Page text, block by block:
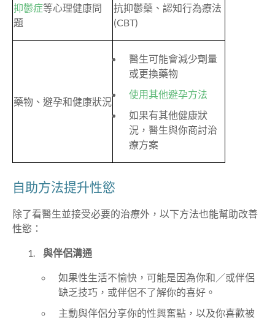
抑鬱症等心理健康問
題
抗抑鬱藥、認知行為療法
(CBT)
藥物、避孕和健康狀況
醫生可能會減少劑量
或更換藥物
使用其他避孕方法
如果有其他健康狀
況，醫生與你商討治
療方案
自助方法提升性慾
除了看醫生並接受必要的治療外，以下方法也能幫助改善
性慾：
與伴侶溝通
如果性生活不愉快，可能是因為你和／或伴侶
缺乏技巧，或伴侶不了解你的喜好。
主動與伴侶分享你的性興奮點，以及你喜歡被